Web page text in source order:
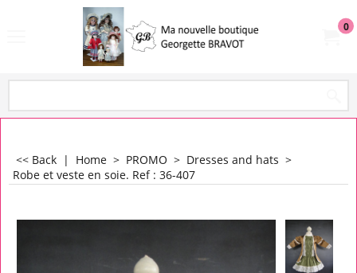
0
<< Back | Home > PROMO > Dresses and hats >
Robe et veste en soie. Ref : 36-407